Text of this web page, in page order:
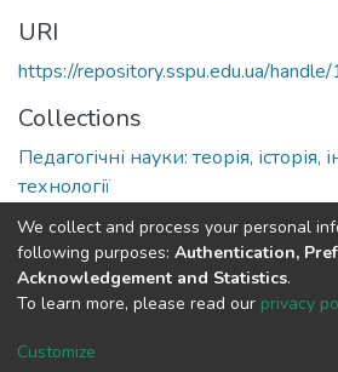
URI
https://repository.sspu.edu.ua/
Collections
Педагогічні науки: теорія, історія,
технології
Full item page Google
DSpace software and SSPU named
We collect and process your personal
following purposes: Authentication,
Acknowledgement and Statistics.
To learn more, please read our privacy
Customize